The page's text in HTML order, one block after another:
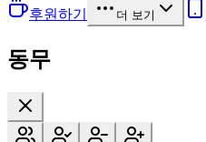
후원하기 더 보기
동무